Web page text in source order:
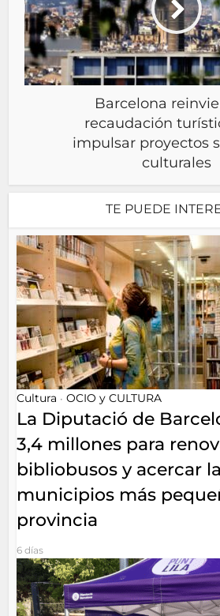
Barcelona
recaudación
impulsar proyectos
culturales
TE PUEDE
Cultura • OCIO y CULTURA
La Diputació de
3,4 millones para
bibliobusos y acercar
municipios más
provincia
6 días